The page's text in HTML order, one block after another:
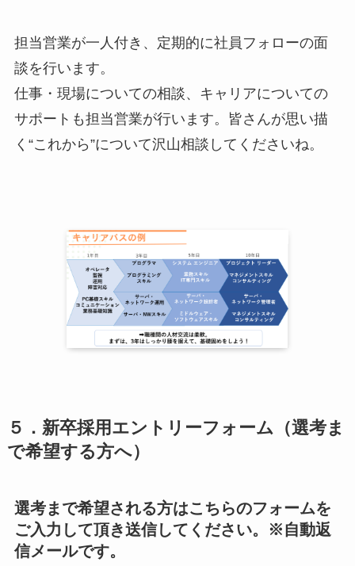
担当営業が一人付き、定期的に社員フォローの面
談を行います。
仕事・現場についての相談、キャリアについての
サポートも担当営業が行います。皆さんが思い描
く“これから”について沢山相談してくださいね。
５．新卒採用エントリーフォーム（選考ま
で希望する方へ）
選考まで希望される方はこちらのフォームを
ご入力して頂き送信してください。※自動返
信メールです。